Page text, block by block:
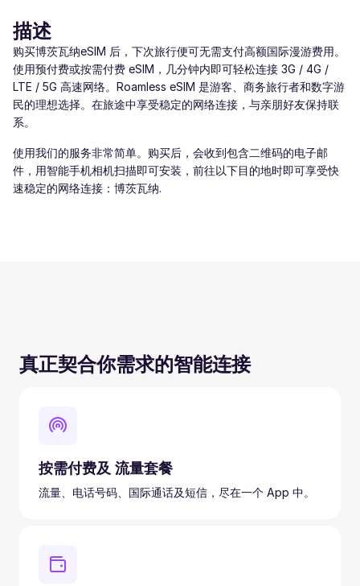
描述
购买博茨瓦纳eSIM 后，下次旅行便可无需支付高额国际漫游费用。
使用预付费或按需付费 eSIM，几分钟内即可轻松连接 3G / 4G /
LTE / 5G 高速网络。Roamless eSIM 是游客、商务旅行者和数字游
民的理想选择。在旅途中享受稳定的网络连接，与亲朋好友保持联
系。
使用我们的服务非常简单。购买后，会收到包含二维码的电子邮
件，用智能手机相机扫描即可安装，前往以下目的地时即可享受快
速稳定的网络连接：博茨瓦纳.
真正契合你需求的智能连接
按需付费及 流量套餐
流量、电话号码、国际通话及短信，尽在一个 App 中。